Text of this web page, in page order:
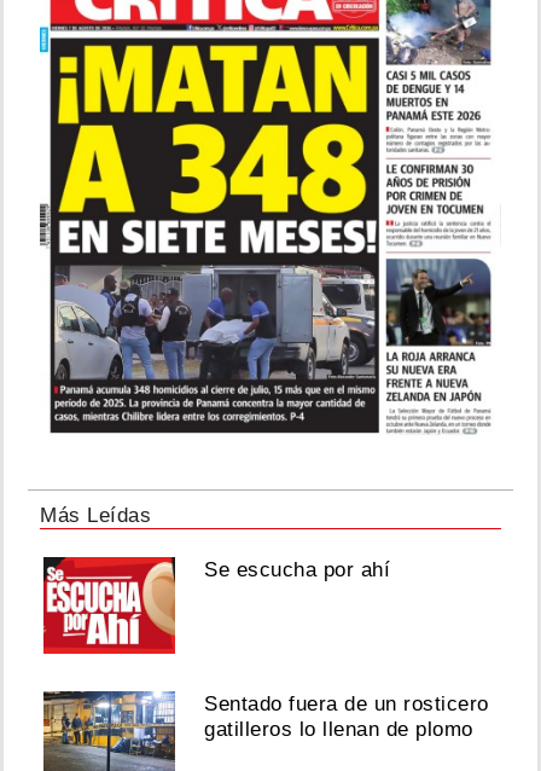
Más Leídas
Se escucha por ahí
Sentado fuera de un rosticero
gatilleros lo llenan de plomo